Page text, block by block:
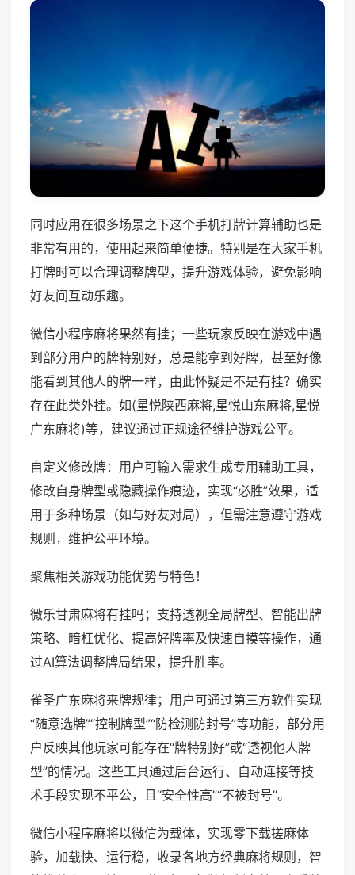
同时应用在很多场景之下这个手机打牌计算辅助也是
非常有用的，使用起来简单便捷。特别是在大家手机
打牌时可以合理调整牌型，提升游戏体验，避免影响
好友间互动乐趣。
微信小程序麻将果然有挂；一些玩家反映在游戏中遇
到部分用户的牌特别好，总是能拿到好牌，甚至好像
能看到其他人的牌一样，由此怀疑是不是有挂？确实
存在此类外挂。如(星悦陕西麻将,星悦山东麻将,星悦
广东麻将)等，建议通过正规途径维护游戏公平。
自定义修改牌：用户可输入需求生成专用辅助工具，
修改自身牌型或隐藏操作痕迹，实现“必胜”效果，适
用于多种场景（如与好友对局），但需注意遵守游戏
规则，维护公平环境。
聚焦相关游戏功能优势与特色！
微乐甘肃麻将有挂吗；支持透视全局牌型、智能出牌
策略、暗杠优化、提高好牌率及快速自摸等操作，通
过AI算法调整牌局结果，提升胜率。
雀圣广东麻将来牌规律；用户可通过第三方软件实现
“随意选牌”“控制牌型”“防检测防封号”等功能，部分用
户反映其他玩家可能存在“牌特别好”或“透视他人牌
型”的情况。这些工具通过后台运行、自动连接等技
术手段实现不平公，且“安全性高”“不被封号”。
微信小程序麻将以微信为载体，实现零下载搓麻体
验，加载快、运行稳，收录各地方经典麻将规则，智